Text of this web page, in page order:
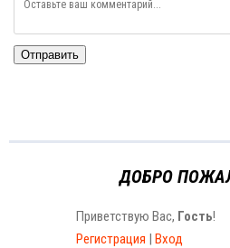
Отправить
ДОБРО
Приветствую Вас, Гость!
Регистрация | Вход